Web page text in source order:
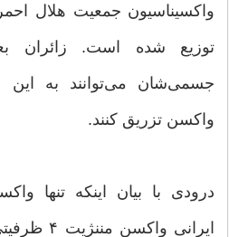
واکسیناسیون جمعیت هلال
توزیع شده است. زائران
جسمی‌شان می‌توانند به این
واکسن تزریق کنند.
درودی با بیان اینکه تنها
ایرانی